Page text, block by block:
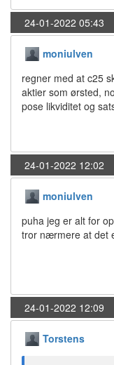
24-01-2022 05:43
moniulven
regner med at c25
aktier som ørsted,
pose likviditet og
24-01-2022 12:02
moniulven
puha jeg er alt for
tror nærmere at det
24-01-2022 12:09
Torstens